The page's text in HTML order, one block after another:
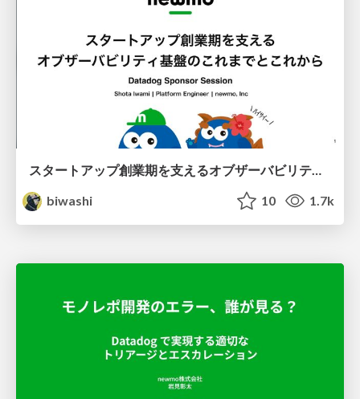
スタートアップ創業期を支えるオブザーバビリティ基盤のこれまでとこれから
biwashi
10 1.7k